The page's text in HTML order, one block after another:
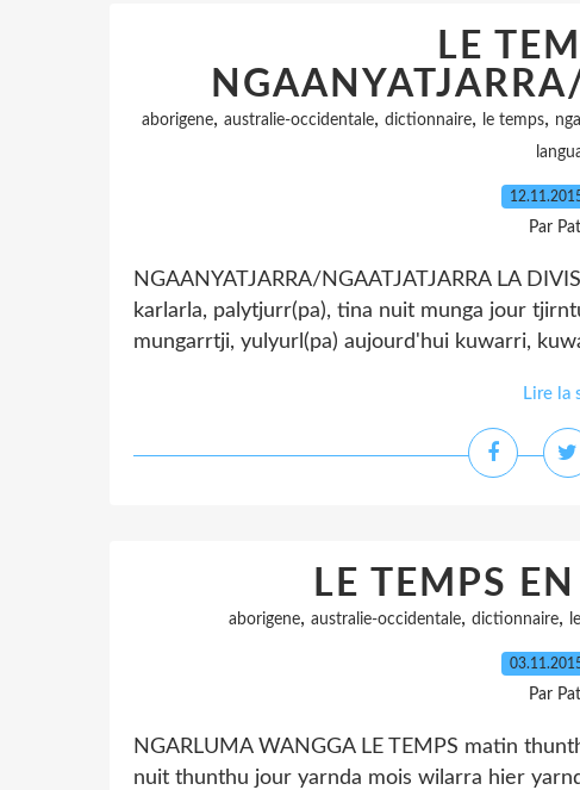
LE
aborigene, australie-occidentale, dictionnaire, le temps,
Par
NGAANYATJARRA/NGAATJATJARRA LA
karlarla, palytjurr(pa), tina nuit munga jour
mungarrtji, yulyurl(pa) aujourd'hui kuwarri,
Lire la
LE TEMPS
aborigene, australie-occidentale, dictionnaire,
Par
NGARLUMA WANGGA LE TEMPS matin
nuit thunthu jour yarnda mois wilarra hier